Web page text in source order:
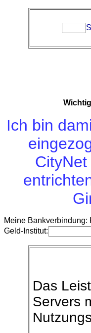
Ich bin
Meine Bankverbindung:
Geld-Institut:
Das
Servers